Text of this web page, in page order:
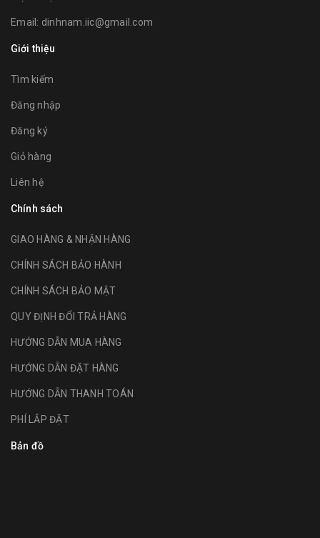
Email: dinhnam.iic@gmail.com
Giới thiệu
Tìm kiếm
Đăng nhập
Đăng ký
Giỏ hàng
Liên hệ
Chính sách
GIAO HÀNG & NHẬN HÀNG
CHÍNH SÁCH BẢO HÀNH
CHÍNH SÁCH BẢO MẬT
QUY ĐỊNH ĐỔI TRẢ HÀNG
HƯỚNG DẪN MUA HÀNG
HƯỚNG DẪN ĐẶT HÀNG
HƯỚNG DẪN THANH TOÁN
PHÍ LẮP ĐẶT
Bản đồ